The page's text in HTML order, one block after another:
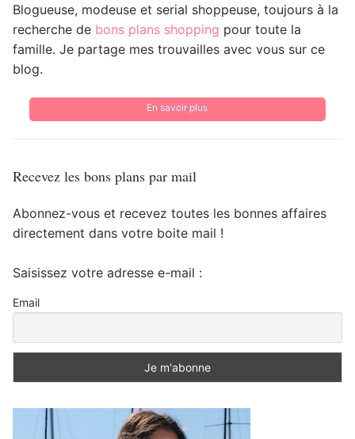
Blogueuse, modeuse et serial shoppeuse, toujours à la
recherche de bons plans shopping pour toute la
famille. Je partage mes trouvailles avec vous sur ce
blog.
En savoir plus
Recevez les bons plans par mail
Abonnez-vous et recevez toutes les bonnes affaires
directement dans votre boite mail !
Saisissez votre adresse e-mail :
Email